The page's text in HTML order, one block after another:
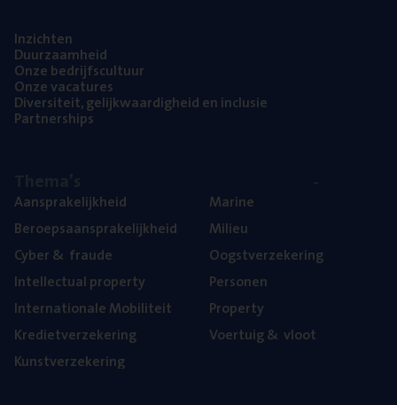
Inzich­ten
Duur­zaam­heid
Onze bedrijfs­cul­tuur
Onze vaca­tu­res
Diver­si­teit, gelijk­waar­dig­heid en inclusie
Part­ner­ships
Aan­spra­ke­lijk­heid
Beroeps­aan­spra­ke­lijk­heid
Cyber& fraude
Intel­lec­tu­al property
Inter­na­ti­o­na­le Mobiliteit
Kre­diet­ver­ze­ke­ring
Kunst­ver­ze­ke­ring
Mari­ne
Mili­eu
Oogst­ver­ze­ke­ring
Per­so­nen
Pro­per­ty
Voer­tuig& vloot